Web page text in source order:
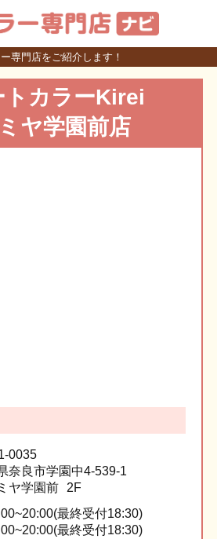
専門店をご紹介します！
トカラーKirei
ヤ学園前店
0035
奈良市学園中4-539-1
ヤ学園前
2F
最終受付18:30)
最終受付18:30)